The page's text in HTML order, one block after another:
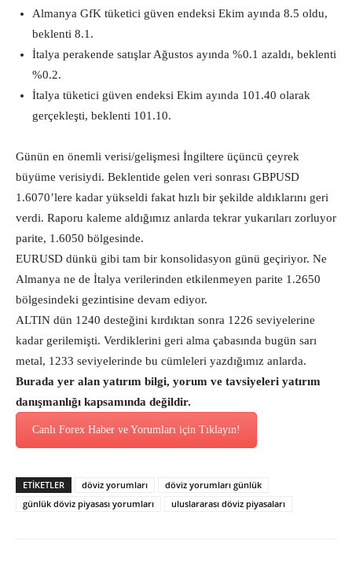
Almanya GfK tüketici güven endeksi Ekim ayında 8.5 oldu,
beklenti 8.1.
İtalya perakende satışlar Ağustos ayında %0.1 azaldı, beklenti
%0.2.
İtalya tüketici güven endeksi Ekim ayında 101.40 olarak
gerçekleşti, beklenti 101.10.
Günün en önemli verisi/gelişmesi İngiltere üçüncü çeyrek
büyüme verisiydi. Beklentide gelen veri sonrası GBPUSD
1.6070’lere kadar yükseldi fakat hızlı bir şekilde aldıklarını geri
verdi. Raporu kaleme aldığımız anlarda tekrar yukarıları zorluyor
parite, 1.6050 bölgesinde.
EURUSD dünkü gibi tam bir konsolidasyon günü geçiriyor. Ne
Almanya ne de İtalya verilerinden etkilenmeyen parite 1.2650
bölgesindeki gezintisine devam ediyor.
ALTIN dün 1240 desteğini kırdıktan sonra 1226 seviyelerine
kadar gerilemişti. Verdiklerini geri alma çabasında bugün sarı
metal, 1233 seviyelerinde bu cümleleri yazdığımız anlarda.
Burada yer alan yatırım bilgi, yorum ve tavsiyeleri yatırım
danışmanlığı kapsamında değildir.
Canlı Forex Haber ve Yorumları için Tıklayın!
ETİKETLER döviz yorumları
döviz yorumları günlük
günlük döviz piyasası yorumları
uluslararası döviz piyasaları